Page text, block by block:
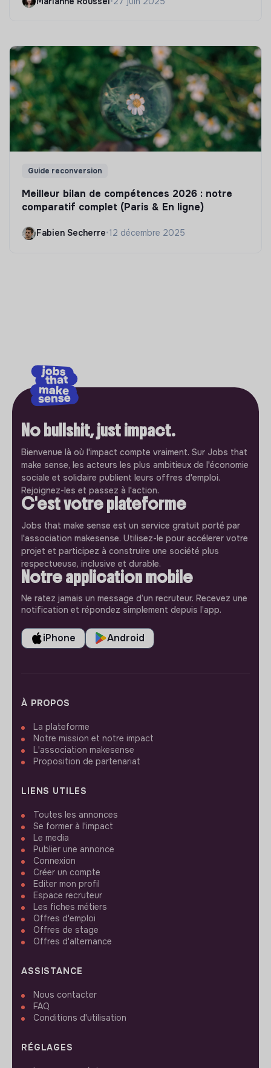
Guide reconversion
Meilleur bilan de compétences 2026 : notre
comparatif complet (Paris & En ligne)
Fabien Secherre•12 décembre 2025
No bullshit, just impact.
Bienvenue là où l'impact compte vraiment. Sur Jobs that
make sense, les acteurs les plus ambitieux de l'économie
sociale et solidaire publient leurs offres d'emploi.
Rejoignez-les et passez à l'action.
C'est votre plateforme
Jobs that make sense est un service gratuit porté par
l'association makesense. Utilisez-le pour accélerer votre
projet et participez à construire une société plus
respectueuse, inclusive et durable.
Notre application mobile
Ne ratez jamais un message d’un recruteur. Recevez une
notification et répondez simplement depuis l’app.
iPhone Android
À PROPOS
La plateforme
Notre mission et notre impact
L'association makesense
Proposition de partenariat
LIENS UTILES
Toutes les annonces
Se former à l'impact
Le media
Publier une annonce
Connexion
Créer un compte
Editer mon profil
Espace recruteur
Les fiches métiers
Offres d'emploi
Offres de stage
Offres d'alternance
ASSISTANCE
Nous contacter
FAQ
Conditions d'utilisation
RÉGLAGES